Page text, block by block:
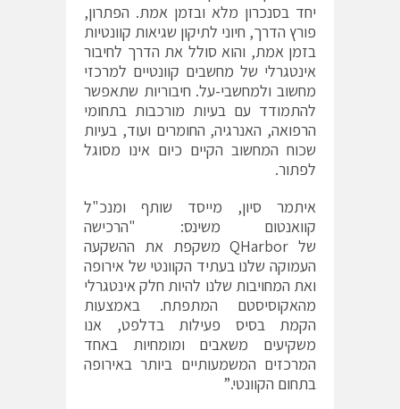
יחד בסנכרון מלא ובזמן אמת. הפתרון,
פורץ הדרך, חיוני לתיקון שגיאות קוונטיות
בזמן אמת, והוא סולל את הדרך לחיבור
אינטגרלי של מחשבים קוונטיים למרכזי
מחשוב ולמחשבי-על. חיבוריות שתאפשר
להתמודד עם בעיות מורכבות בתחומי
הרפואה, האנרגיה, החומרים ועוד, בעיות
שכוח המחשוב הקיים כיום אינו מסוגל
לפתור.
איתמר סיון, מייסד שותף ומנכ"ל
קוואנטום משינס: "הרכישה
של QHarborמשקפת את ההשקעה
העמוקה שלנו בעתיד הקוונטי של אירופה
ואת המחויבות שלנו להיות חלק אינטגרלי
מהאקוסיסטם המתפתח. באמצעות
הקמת בסיס פעילות בדלפט, אנו
משקיעים משאבים ומומחיות באחד
המרכזים המשמעותיים ביותר באירופה
בתחום הקוונטי.”